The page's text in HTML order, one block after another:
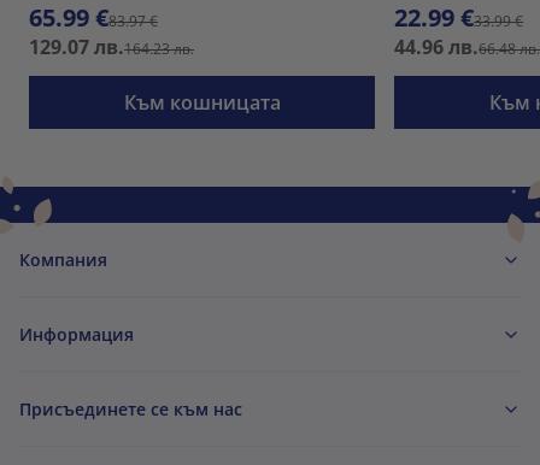
65.99 €83.97 €
129.07 лв.164.23 лв.
Към кошницата
22.99 €33.99 €
44.96 лв.66.48 лв.
Към
Компания
Информация
Присъединете се към нас